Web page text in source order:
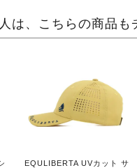
は、こちらの商品も
EQULIBERTA UVカット サ